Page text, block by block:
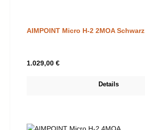
AIMPOINT Micro H-2 2MOA Schwarz
Regulärer Preis:
1.029,00 €
Details